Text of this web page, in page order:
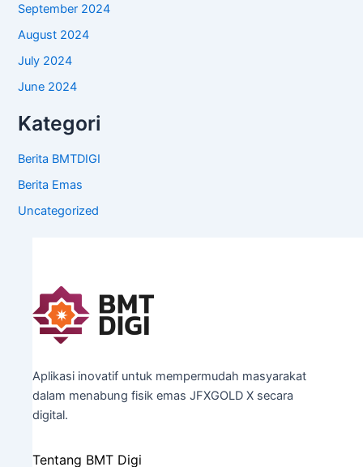
September 2024
August 2024
July 2024
June 2024
Kategori
Berita BMTDIGI
Berita Emas
Uncategorized
Aplikasi inovatif untuk mempermudah masyarakat
dalam menabung fisik emas JFXGOLD X secara
digital.
Tentang BMT Digi